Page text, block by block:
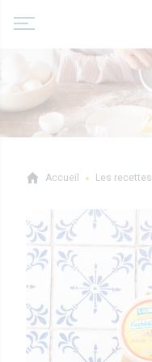
Accueil Les recettes